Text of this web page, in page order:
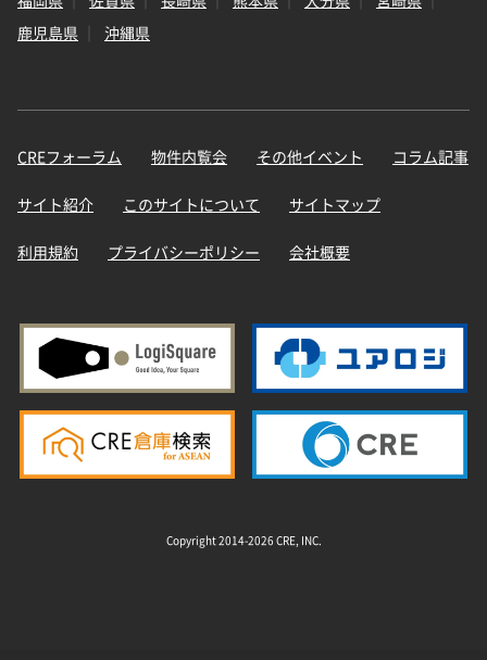
鹿児島県
沖縄県
CREフォーラム 物件内覧会 その他イベント コラム記事
サイト紹介 このサイトについて サイトマップ
利用規約 プライバシーポリシー 会社概要
Copyright 2014-2026 CRE, INC.